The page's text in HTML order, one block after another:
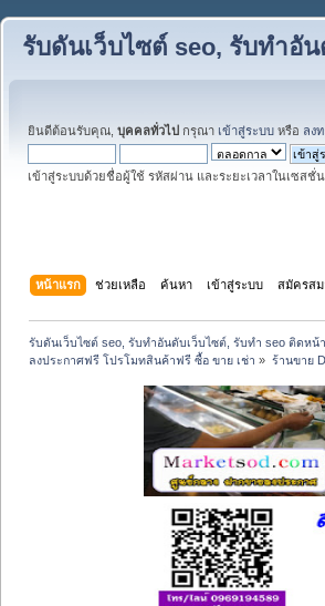
รับดันเว็บไซต์ seo, รับทำอั
ยินดีต้อนรับคุณ, บุคคลทั่วไป กรุณา เข้าสู่ระบบ หรือ ลง
เข้าสู่ระบบด้วยชื่อผู้ใช้ รหัสผ่าน และระยะเวลาในเซสชั่น
หน้าแรก ช่วยเหลือ ค้นหา เข้าสู่ระบบ สมัครส
รับดันเว็บไซต์ seo, รับทำอันดับเว็บไซต์, รับทำ seo ติดหน้
ลงประกาศฟรี โปรโมทสินค้าฟรี ซื้อ ขาย เช่า » ร้านขาย